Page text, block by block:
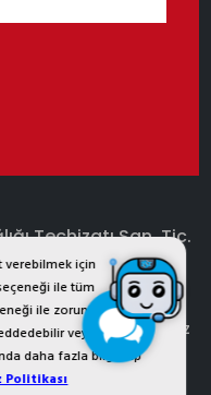
verebilmek için
ile tüm
ile zorunlu
veya Çerez
daha fazla bilgi alıp
Politikası
Teçhizatı San. Tic.
bütün görsel, yazı,
tescilli olup, izinsiz
yasaktır. Her Hakkı